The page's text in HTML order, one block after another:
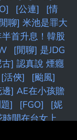
[公連]
[情
聊] 米池是罪大
首升息！韓股
[閒聊] 是JDG
古] 認真說 煙癮
[活俠]
[颱風]
邊] AE在小孩贍
] [FGO]
[妮
間在台女上